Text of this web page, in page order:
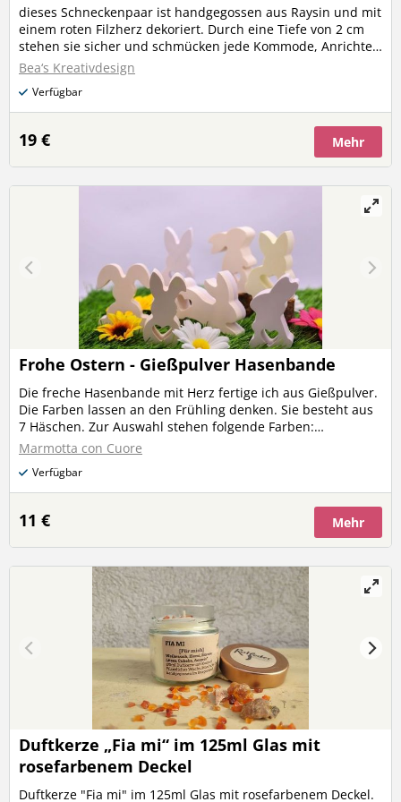
dieses Schneckenpaar ist handgegossen aus Raysin und mit
einem roten Filzherz dekoriert. Durch eine Tiefe von 2 cm
stehen sie sicher und schmücken jede Kommode, Anrichte,
Fenstersims, Tisch,... Das Set besteht aus einer großen und
einer kleinen Schnecke. Diese Schnecken lassen mit
Sicherheit jeden Salat im Garten stehen. große Schnecke:
Höhe 11 cm Breite 16 cm Tiefe 2 cm Gewicht ca. 407 Gramm
kleine Schnecke: Höhe 6,7 cm Breite 10 cm Tiefe 2 cm
Gewicht ca. 150 Gramm
Bea‘s Kreativdesign
Verfügbar
19 € Mehr
Frohe Ostern - Gießpulver Hasenbande
Die freche Hasenbande mit Herz fertige ich aus Gießpulver.
Die Farben lassen an den Frühling denken. Sie besteht aus
7 Häschen. Zur Auswahl stehen folgende Farben:
Sonnengelb, Terrakotta, Rot, Grün, Lindgrün, Rostrot und
Blau. Du kannst mir schreiben ob du lieber satte Farben
oder Pastell möchtest. Bitte beachte, daß pro Hasenbande
nur eine Farbe möglich ist.
Marmotta con Cuore
Verfügbar
11 € Mehr
Duftkerze „Fia mi“ im 125ml Glas mit
rosefarbenem Deckel
Duftkerze "Fia mi" im 125ml Glas mit rosefarbenem Deckel.